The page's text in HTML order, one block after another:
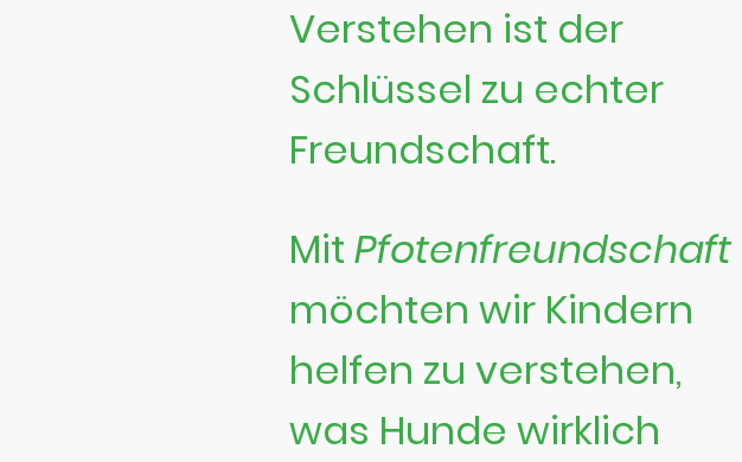
Verstehen ist der
Schlüssel zu echter
Freundschaft.
MitPfotenfreundschaft
möchten wir Kindern
helfen zu verstehen,
was Hunde wirklich